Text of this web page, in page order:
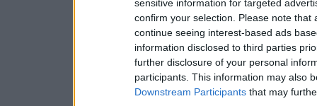
sensitive information for targeted
confirm your selection. Please note
continue seeing interest-based ads
information disclosed to third parties
further disclosure of your personal
participants. This information may also
Downstream Participants that may